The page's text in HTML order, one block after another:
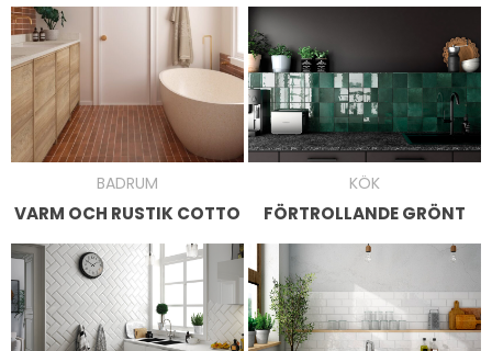
BADRUM
VARM OCH RUSTIK COTTO
KÖK
FÖRTROLLANDE GRÖNT